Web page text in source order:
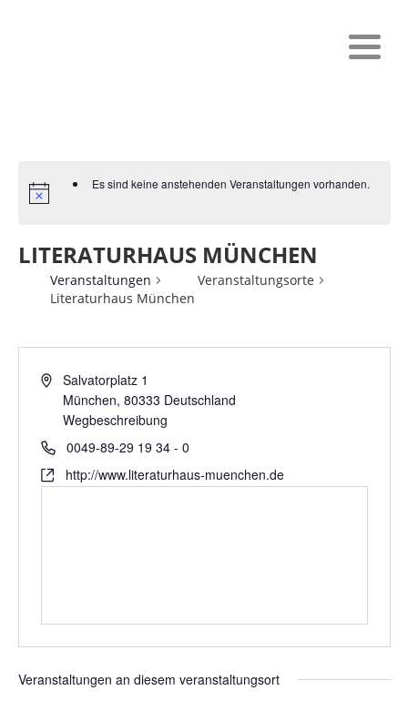
Es sind keine anstehenden Veranstaltungen vorhanden.
LITERATURHAUS MÜNCHEN
Veranstaltungen
Veranstaltungsorte
Literaturhaus München
Salvatorplatz 1
München, 80333 Deutschland
Wegbeschreibung
0049-89-29 19 34 - 0
http://www.literaturhaus-muenchen.de
Veranstaltungen an diesem veranstaltungsort